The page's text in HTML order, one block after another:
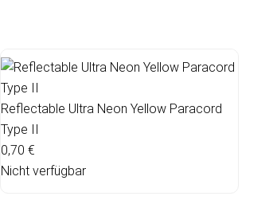
Reflectable Ultra Neon Yellow Paracord
Type II
0,70 €
Nicht verfügbar